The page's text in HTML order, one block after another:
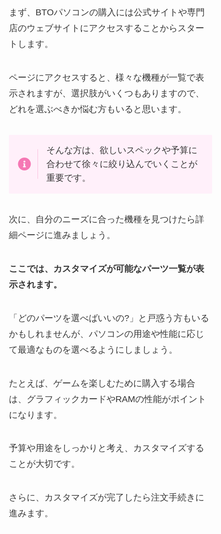
まず、BTOパソコンの購入には公式サイトや専門
店のウェブサイトにアクセスすることからスター
トします。
ページにアクセスすると、様々な機種が一覧で表
示されますが、選択肢がいくつもありますので、
どれを選ぶべきか悩む方もいると思います。
そんな方は、欲しいスペックや予算に
合わせて徐々に絞り込んでいくことが
重要です。
次に、自分のニーズに合った機種を見つけたら詳
細ページに進みましょう。
ここでは、カスタマイズが可能なパーツ一覧が表
示されます。
「どのパーツを選べばいいの?」と戸惑う方もいる
かもしれませんが、パソコンの用途や性能に応じ
て最適なものを選べるようにしましょう。
たとえば、ゲームを楽しむために購入する場合
は、グラフィックカードやRAMの性能がポイント
になります。
予算や用途をしっかりと考え、カスタマイズする
ことが大切です。
さらに、カスタマイズが完了したら注文手続きに
進みます。